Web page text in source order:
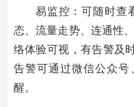
易监控：可随时查
态、流量走势、连通性
络体验可视，有告警及
告警可通过微信公众
醒。